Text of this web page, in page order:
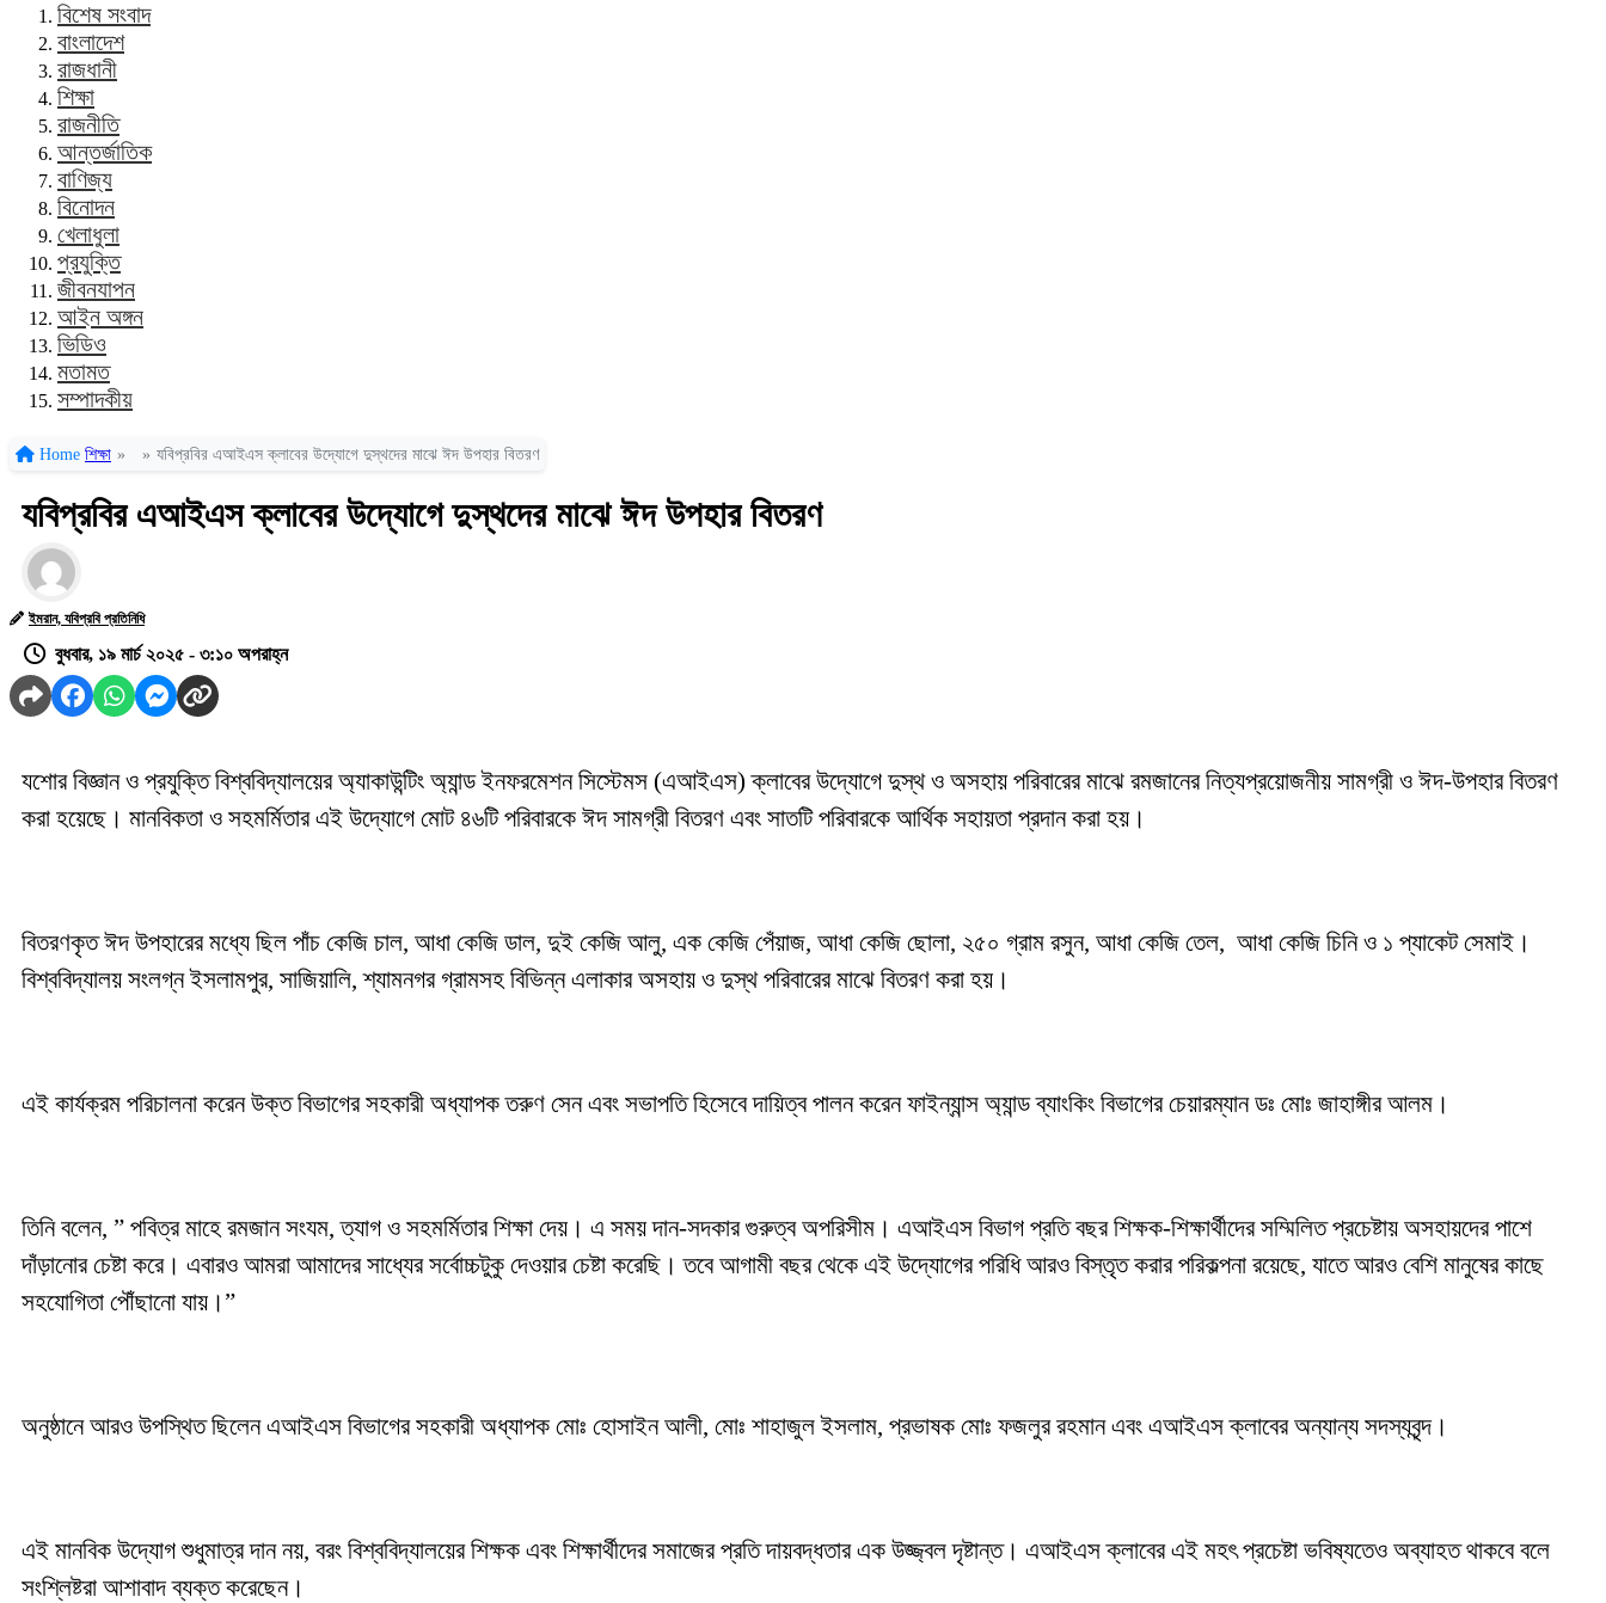
বিশেষ সংবাদ
বাংলাদেশ
রাজধানী
শিক্ষা
রাজনীতি
আন্তর্জাতিক
বাণিজ্য
বিনোদন
খেলাধুলা
প্রযুক্তি
জীবনযাপন
আইন অঙ্গন
ভিডিও
মতামত
সম্পাদকীয়
Home শিক্ষা » » যবিপ্রবির এআইএস ক্লাবের উদ্যোগে দুস্থদের মাঝে ঈদ উপহার বিতরণ
যবিপ্রবির এআইএস ক্লাবের উদ্যোগে দুস্থদের মাঝে ঈদ উপহার বিতরণ
ইমরান, যবিপ্রবি প্রতিনিধি
বুধবার, ১৯ মার্চ ২০২৫ - ৩:১০ অপরাহ্ন
যশোর বিজ্ঞান ও প্রযুক্তি বিশ্ববিদ্যালয়ের অ্যাকাউন্টিং অ্যান্ড ইনফরমেশন সিস্টেমস (এআইএস) ক্লাবের উদ্যোগে দুস্থ ও অসহায় পরিবারের মাঝে রমজানের নিত্যপ্রয়োজনীয় সামগ্রী ও ঈদ-উপহার বিতরণ
করা হয়েছে। মানবিকতা ও সহমর্মিতার এই উদ্যোগে মোট ৪৬টি পরিবারকে ঈদ সামগ্রী বিতরণ এবং সাতটি পরিবারকে আর্থিক সহায়তা প্রদান করা হয়।
বিতরণকৃত ঈদ উপহারের মধ্যে ছিল পাঁচ কেজি চাল, আধা কেজি ডাল, দুই কেজি আলু, এক কেজি পেঁয়াজ, আধা কেজি ছোলা, ২৫০ গ্রাম রসুন, আধা কেজি তেল, আধা কেজি চিনি ও ১ প্যাকেট সেমাই।
বিশ্ববিদ্যালয় সংলগ্ন ইসলামপুর, সাজিয়ালি, শ্যামনগর গ্রামসহ বিভিন্ন এলাকার অসহায় ও দুস্থ পরিবারের মাঝে বিতরণ করা হয়।
এই কার্যক্রম পরিচালনা করেন উক্ত বিভাগের সহকারী অধ্যাপক তরুণ সেন এবং সভাপতি হিসেবে দায়িত্ব পালন করেন ফাইন্যান্স অ্যান্ড ব্যাংকিং বিভাগের চেয়ারম্যান ডঃ মোঃ জাহাঙ্গীর আলম।
তিনি বলেন, ” পবিত্র মাহে রমজান সংযম, ত্যাগ ও সহমর্মিতার শিক্ষা দেয়। এ সময় দান-সদকার গুরুত্ব অপরিসীম। এআইএস বিভাগ প্রতি বছর শিক্ষক-শিক্ষার্থীদের সম্মিলিত প্রচেষ্টায় অসহায়দের পাশে
দাঁড়ানোর চেষ্টা করে। এবারও আমরা আমাদের সাধ্যের সর্বোচ্চটুকু দেওয়ার চেষ্টা করেছি। তবে আগামী বছর থেকে এই উদ্যোগের পরিধি আরও বিস্তৃত করার পরিকল্পনা রয়েছে, যাতে আরও বেশি মানুষের কাছে
সহযোগিতা পৌঁছানো যায়।”
অনুষ্ঠানে আরও উপস্থিত ছিলেন এআইএস বিভাগের সহকারী অধ্যাপক মোঃ হোসাইন আলী, মোঃ শাহাজুল ইসলাম, প্রভাষক মোঃ ফজলুর রহমান এবং এআইএস ক্লাবের অন্যান্য সদস্যবৃন্দ।
এই মানবিক উদ্যোগ শুধুমাত্র দান নয়, বরং বিশ্ববিদ্যালয়ের শিক্ষক এবং শিক্ষার্থীদের সমাজের প্রতি দায়বদ্ধতার এক উজ্জ্বল দৃষ্টান্ত। এআইএস ক্লাবের এই মহৎ প্রচেষ্টা ভবিষ্যতেও অব্যাহত থাকবে বলে
সংশ্লিষ্টরা আশাবাদ ব্যক্ত করেছেন।